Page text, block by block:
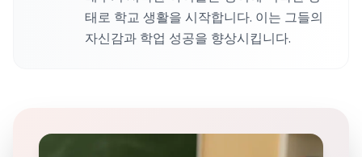
태로 학교 생활을 시작합니다. 이는 그들의
자신감과 학업 성공을 향상시킵니다.